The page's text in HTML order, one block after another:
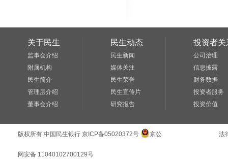
关于民生
监事会介绍
附属机构
民生简介
管理层介绍
董事会介绍
民生动态
民生新闻
媒体关注
民生荣誉
民生宣传片
研究报告
投资者关
公司治理
信息披露
财务数据
投资者服务
投资价值
版权所有:中国民生银行 京ICP备05020372号 京公
网安备 11040102700129号
法